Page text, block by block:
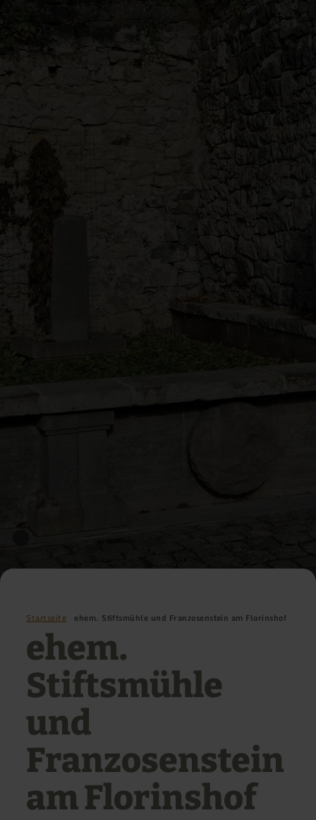
Startseite ehem. Stiftsmühle und Franzosenstein am Florinshof
ehem.
Stiftsmühle
und
Franzosenstein
am Florinshof